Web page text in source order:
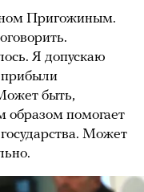
Пригожиным.
Я допускаю
быть,
образом помогает
Может